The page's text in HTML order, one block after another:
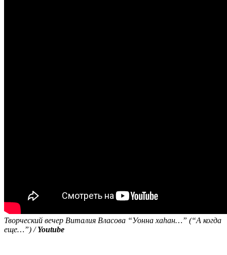
Творческий вечер Виталия Власова “Уонна хаһан…” (“А когда
еще…”) /Youtube